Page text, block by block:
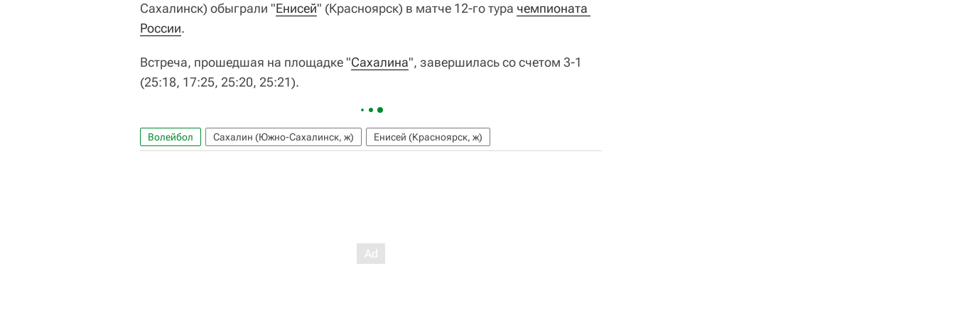
Сахалинск) обыграли "Енисей" (Красноярск) в матче 12-го тура чемпионата
России.
Встреча, прошедшая на площадке "Сахалина", завершилась со счетом 3-1
(25:18, 17:25, 25:20, 25:21).
Волейбол Сахалин (Южно-Сахалинск, ж) Енисей (Красноярск, ж)